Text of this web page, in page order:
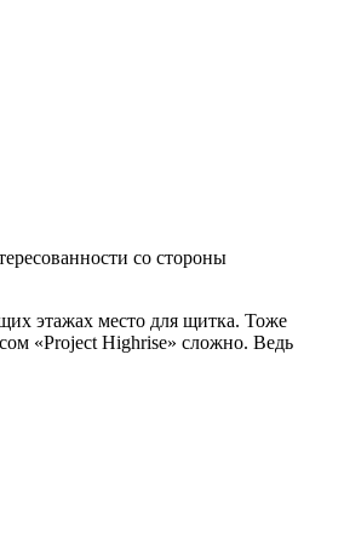
со стороны
этажах место для щитка. Тоже
«Project Highrise» сложно. Ведь